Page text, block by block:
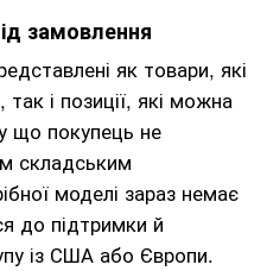
замовлення
як товари, які
і позиції, які можна
що покупець не
складським
моделі зараз немає
до підтримки й
із США або Європи.